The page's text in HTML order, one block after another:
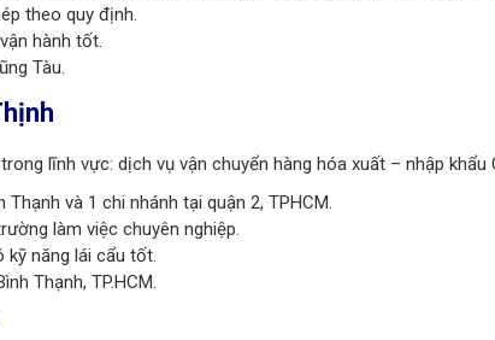
theo quy định.
hành tốt.
Tàu.
lĩnh vực: dịch vụ vận chuyển hàng hóa xuất – nhập khẩu
và 1 chi nhánh tại quận 2, TPHCM.
làm việc chuyên nghiệp.
năng lái cẩu tốt.
Thạnh, TP.HCM.